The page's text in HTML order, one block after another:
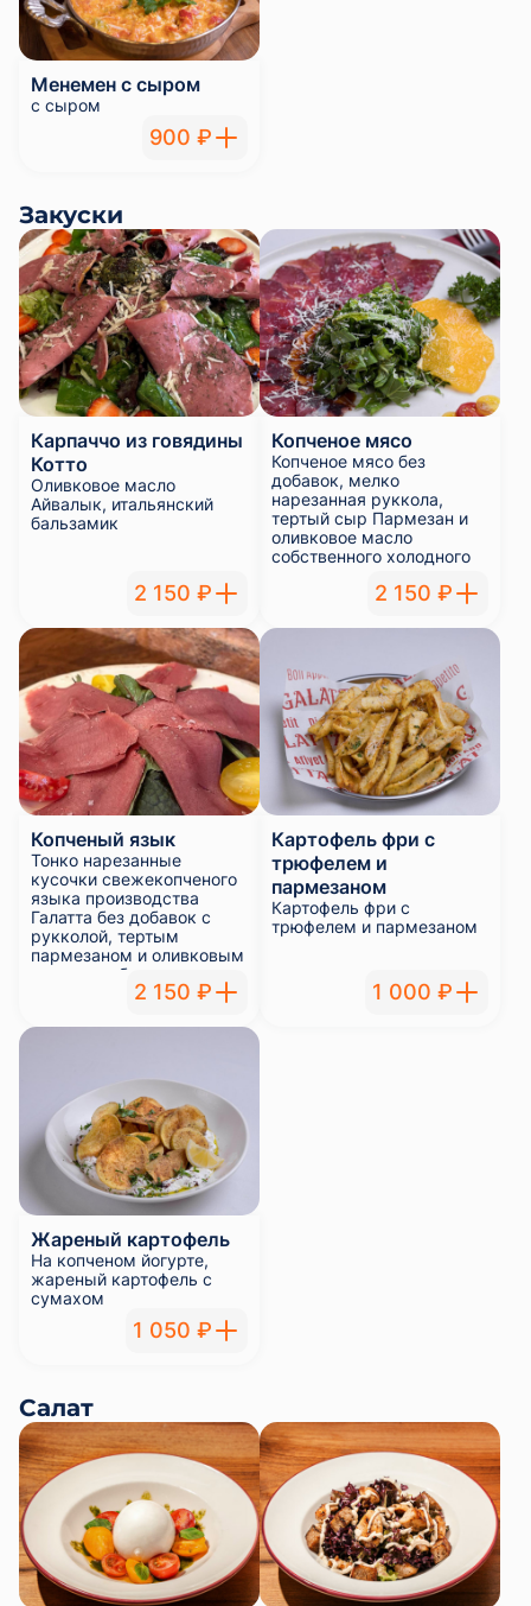
Менемен с сыром
с сыром
900 ₽
Закуски
Карпаччо из говядины
Котто
Оливковое масло
Айвалык, итальянский
бальзамик
2 150 ₽
Копченое мясо
Копченое мясо без
добавок, мелко
нарезанная руккола,
тертый сыр Пармезан и
оливковое масло
собственного холодного
2 150 ₽
Копченый язык
Тонко нарезанные
кусочки свежекопченого
языка производства
Галатта без добавок с
рукколой, тертым
пармезаном и оливковым
маслом собственного
холодного отжима
2 150 ₽
Картофель фри с
трюфелем и
пармезаном
Картофель фри с
трюфелем и пармезаном
1 000 ₽
Жареный картофель
На копченом йогурте,
жареный картофель с
сумахом
1 050 ₽
Салат